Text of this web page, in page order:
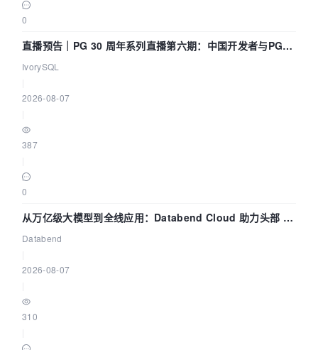
0
直播预告｜PG 30 周年系列直播第六期：中国开发者与PG内
核——我们改得动吗？我们贡献了什么？
IvorySQL
2026-08-07
387
0
从万亿级大模型到全线应用：Databend Cloud 助力头部 AI
企业构建全链路 Trace 数据管道
Databend
2026-08-07
310